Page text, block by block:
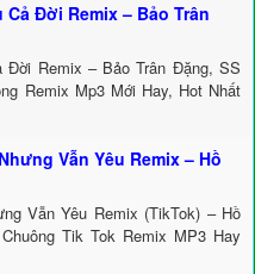
Đời Remix – Bảo Trân
Đời Remix – Bảo Trân Đặng, SS
Remix Mp3 Mới Hay, Hot Nhất
Vẫn Yêu Remix – Hồ
Vẫn Yêu Remix (TikTok) – Hồ
Tik Tok Remix MP3 Hay